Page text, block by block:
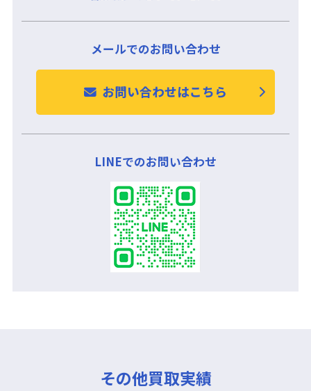
メールでのお問い合わせ
お問い合わせはこちら
LINEでのお問い合わせ
その他買取実績